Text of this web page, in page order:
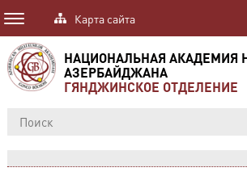
Карта сайта
НАЦИОНАЛЬНАЯ АКАДЕМИЯ
АЗЕРБАЙДЖАНА
ГЯНДЖИНСКОЕ ОТДЕЛЕНИЕ